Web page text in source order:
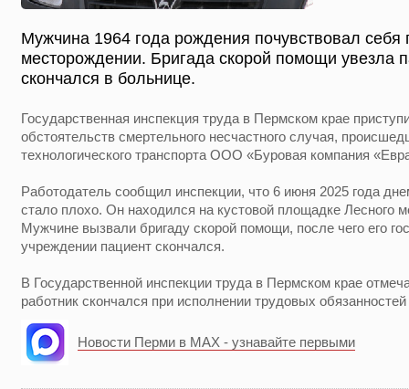
Мужчина 1964 года рождения почувствовал
месторождении. Бригада скорой помощи увезла
скончался в больнице.
Государственная инспекция труда в Пермском крае
обстоятельств смертельного несчастного случая,
технологического транспорта ООО «Буровая компания
Работодатель сообщил инспекции, что 6 июня 2025 года
стало плохо. Он находился на кустовой площадке Лесного
Мужчине вызвали бригаду скорой помощи, после чего его
учреждении пациент скончался.
В Государственной инспекции труда в Пермском крае
работник скончался при исполнении трудовых
Новости Перми в MAX - узнавайте первыми